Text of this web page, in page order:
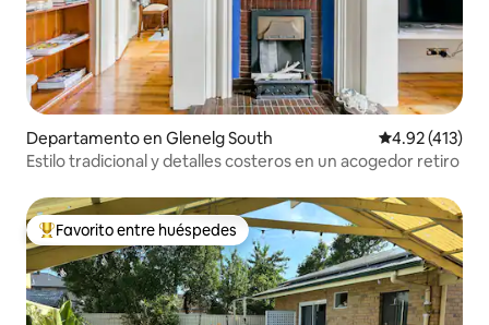
Departamento en Glenelg South Calificación
4.92 (413)
Estilo tradicional y detalles costeros en un acogedor retiro
De los mejores en Favorito entre huéspedes
Favorito entre huéspedes